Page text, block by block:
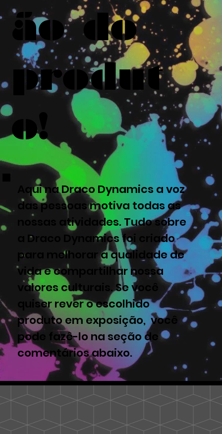
ão do
produt
o!
Aqui na Draco Dynamics a voz
das pessoas motiva todas as
nossas atividades. Tudo sobre
a Draco Dynamics foi criado
para melhorar a qualidade de
vida e compartilhar nossa
valores culturais. Se você
quiser rever o escolhido
produto em exposição, você
pode fazê-lo na seção de
comentários abaixo.